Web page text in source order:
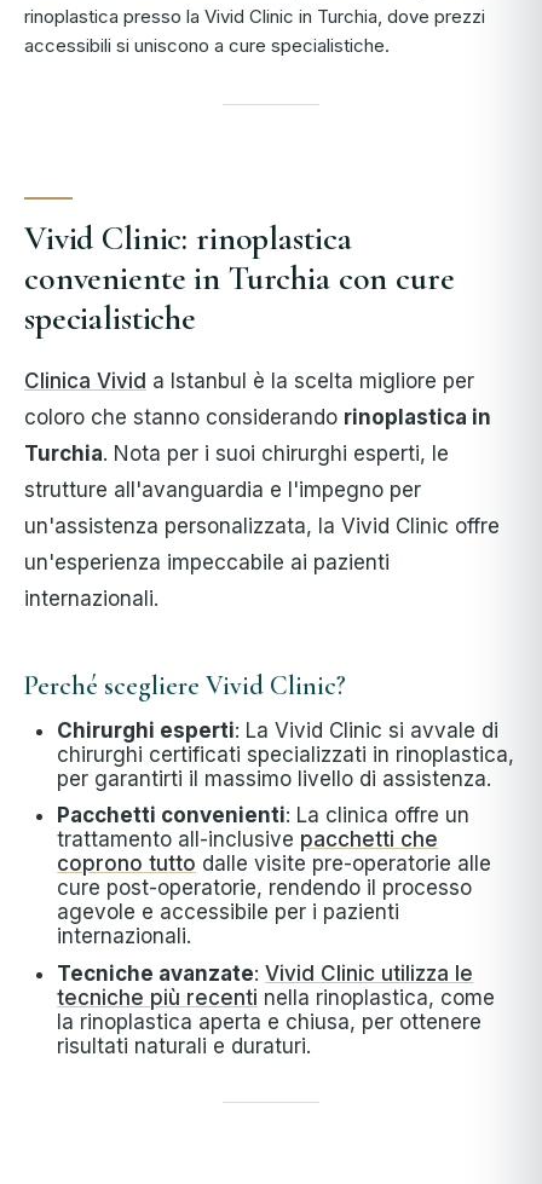
rinoplastica presso la Vivid Clinic in Turchia, dove prezzi
accessibili si uniscono a cure specialistiche.
Vivid Clinic: rinoplastica
conveniente in Turchia con cure
specialistiche
Clinica Vivid a Istanbul è la scelta migliore per
coloro che stanno considerando rinoplastica in
Turchia. Nota per i suoi chirurghi esperti, le
strutture all'avanguardia e l'impegno per
un'assistenza personalizzata, la Vivid Clinic offre
un'esperienza impeccabile ai pazienti
internazionali.
Perché scegliere Vivid Clinic?
Chirurghi esperti: La Vivid Clinic si avvale di
chirurghi certificati specializzati in rinoplastica,
per garantirti il massimo livello di assistenza.
Pacchetti convenienti: La clinica offre un
trattamento all-inclusive pacchetti che
coprono tutto dalle visite pre-operatorie alle
cure post-operatorie, rendendo il processo
agevole e accessibile per i pazienti
internazionali.
Tecniche avanzate:Vivid Clinic utilizza le
tecniche più recenti nella rinoplastica, come
la rinoplastica aperta e chiusa, per ottenere
risultati naturali e duraturi.